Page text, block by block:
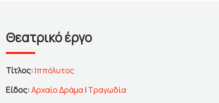
Θεατρικό έργο
Τίτλος:Ιππόλυτος
Είδος:Αρχαίο Δράμα | Τραγωδία